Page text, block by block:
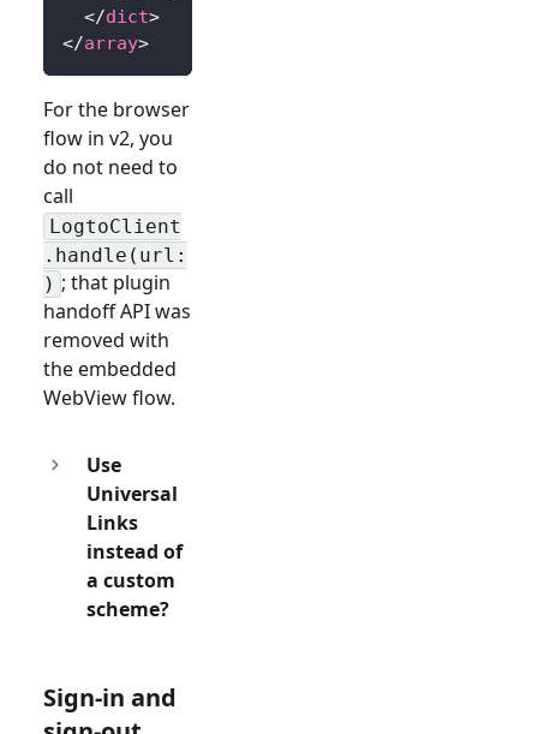
</dict>
</array>
For the browser
flow in v2, you
do not need to
call
LogtoClient
.handle(url:
) ; that plugin
handoff API was
removed with
the embedded
WebView flow.
Use
Universal
Links
instead of
a custom
scheme?
Sign-in and